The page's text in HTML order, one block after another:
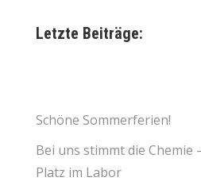
Letzte Beiträge:
Schöne Sommerferien!
Bei uns stimmt die Chemie
Platz im Labor